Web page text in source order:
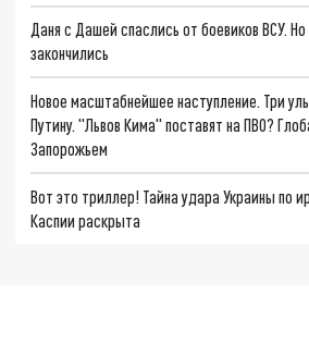
Даня с Дашей спаслись от боевиков ВСУ.
закончились
Новое масштабнейшее наступление. Три
Путину. "Львов Кима" поставят на ПВО?
Запорожьем
Вот это триллер! Тайна удара Украины по
Каспии раскрыта